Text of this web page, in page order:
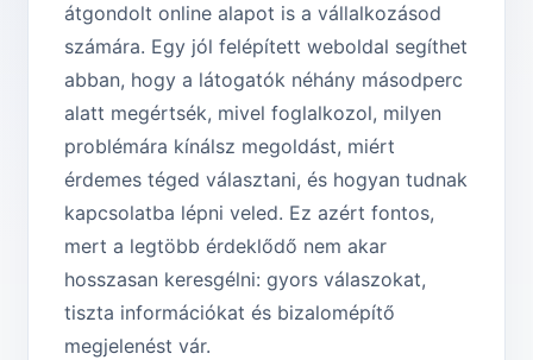
átgondolt online alapot is a vállalkozásod
számára. Egy jól felépített weboldal segíthet
abban, hogy a látogatók néhány másodperc
alatt megértsék, mivel foglalkozol, milyen
problémára kínálsz megoldást, miért
érdemes téged választani, és hogyan tudnak
kapcsolatba lépni veled. Ez azért fontos,
mert a legtöbb érdeklődő nem akar
hosszasan keresgélni: gyors válaszokat,
tiszta információkat és bizalomépítő
megjelenést vár.